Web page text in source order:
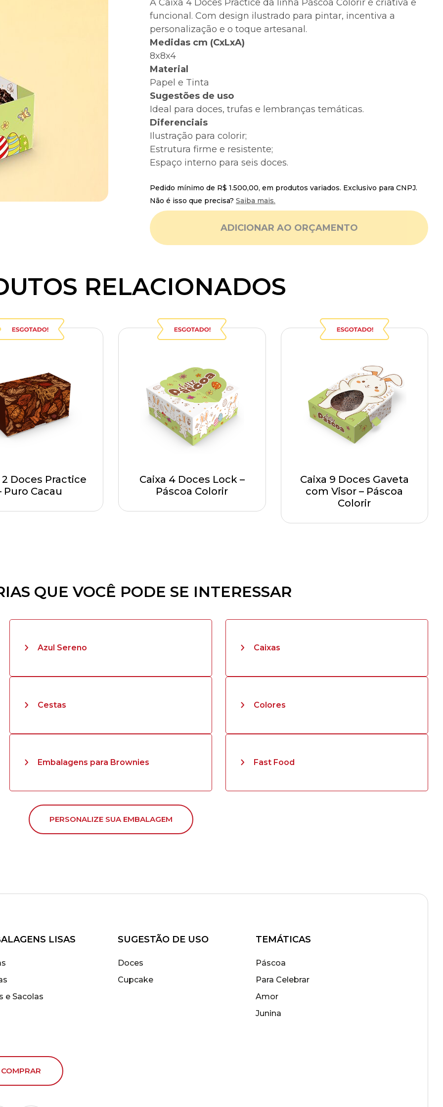
A Caixa 4 Doces Practice da linha Páscoa Colorir é criativa e
funcional. Com design ilustrado para pintar, incentiva a
personalização e o toque artesanal.
Medidas cm (CxLxA)
8x8x4
Material
Papel e Tinta
Sugestões de uso
Ideal para doces, trufas e lembranças temáticas.
Diferenciais
Ilustração para colorir;
Estrutura firme e resistente;
Espaço interno para seis doces.
Pedido mínimo de R$ 1.500,00, em produtos variados. Exclusivo para CNPJ.
Não é isso que precisa?Saiba mais.
ADICIONAR AO ORÇAMENTO
RELACIONADOS
2 Doces Practice
Puro Cacau
Caixa 4 Doces Lock –
Páscoa Colorir
Caixa 9 Doces Gaveta
com Visor – Páscoa
Colorir
QUE VOCÊ PODE SE INTERESSAR
Azul Sereno Caixas
Cestas Colores
Embalagens para Brownies Fast Food
PERSONALIZE SUA EMBALAGEM
LISAS
e Sacolas
SUGESTÃO DE USO
Doces
Cupcake
TEMÁTICAS
Páscoa
Para Celebrar
Amor
Junina